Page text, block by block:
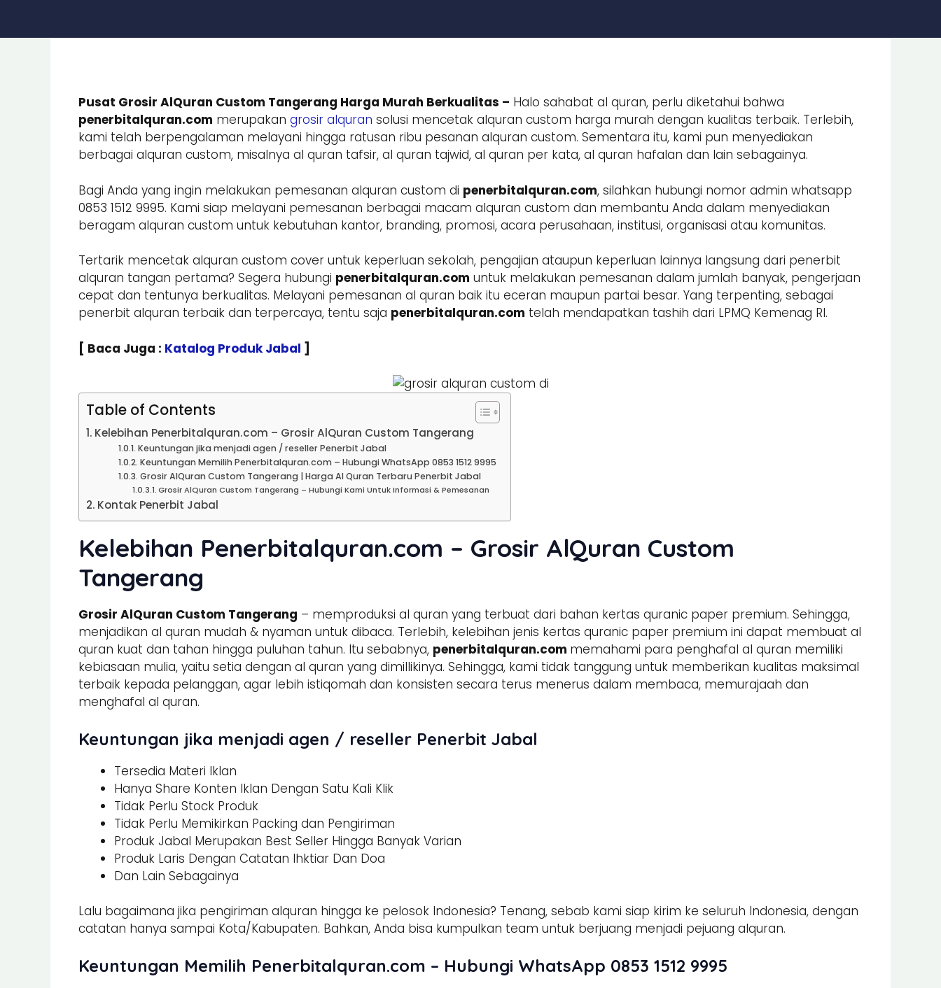
Pusat Grosir AlQuran Custom Tangerang Harga Murah Berkualitas – Halo sahabat al quran, perlu diketahui bahwa
penerbitalquran.com merupakan grosir alquran solusi mencetak alquran custom harga murah dengan kualitas terbaik. Terlebih,
kami telah berpengalaman melayani hingga ratusan ribu pesanan alquran custom. Sementara itu, kami pun menyediakan
berbagai alquran custom, misalnya al quran tafsir, al quran tajwid, al quran per kata, al quran hafalan dan lain sebagainya.
Bagi Anda yang ingin melakukan pemesanan alquran custom di penerbitalquran.com, silahkan hubungi nomor admin whatsapp
0853 1512 9995. Kami siap melayani pemesanan berbagai macam alquran custom dan membantu Anda dalam menyediakan
beragam alquran custom untuk kebutuhan kantor, branding, promosi, acara perusahaan, institusi, organisasi atau komunitas.
Tertarik mencetak alquran custom cover untuk keperluan sekolah, pengajian ataupun keperluan lainnya langsung dari penerbit
alquran tangan pertama? Segera hubungi penerbitalquran.com untuk melakukan pemesanan dalam jumlah banyak, pengerjaan
cepat dan tentunya berkualitas. Melayani pemesanan al quran baik itu eceran maupun partai besar. Yang terpenting, sebagai
penerbit alquran terbaik dan terpercaya, tentu saja penerbitalquran.com telah mendapatkan tashih dari LPMQ Kemenag RI.
[ Baca Juga : Katalog Produk Jabal ]
Table of Contents
Kelebihan Penerbitalquran.com – Grosir AlQuran Custom Tangerang
Keuntungan jika menjadi agen / reseller Penerbit Jabal
Keuntungan Memilih Penerbitalquran.com – Hubungi WhatsApp 0853 1512 9995
Grosir AlQuran Custom Tangerang | Harga Al Quran Terbaru Penerbit Jabal
Grosir AlQuran Custom Tangerang – Hubungi Kami Untuk Informasi & Pemesanan
Kontak Penerbit Jabal
Kelebihan Penerbitalquran.com – Grosir AlQuran Custom
Tangerang
Grosir AlQuran Custom Tangerang – memproduksi al quran yang terbuat dari bahan kertas quranic paper premium. Sehingga,
menjadikan al quran mudah & nyaman untuk dibaca. Terlebih, kelebihan jenis kertas quranic paper premium ini dapat membuat al
quran kuat dan tahan hingga puluhan tahun. Itu sebabnya, penerbitalquran.com memahami para penghafal al quran memiliki
kebiasaan mulia, yaitu setia dengan al quran yang dimillikinya. Sehingga, kami tidak tanggung untuk memberikan kualitas maksimal
terbaik kepada pelanggan, agar lebih istiqomah dan konsisten secara terus menerus dalam membaca, memurajaah dan
menghafal al quran.
Keuntungan jika menjadi agen / reseller Penerbit Jabal
Tersedia Materi Iklan
Hanya Share Konten Iklan Dengan Satu Kali Klik
Tidak Perlu Stock Produk
Tidak Perlu Memikirkan Packing dan Pengiriman
Produk Jabal Merupakan Best Seller Hingga Banyak Varian
Produk Laris Dengan Catatan Ihktiar Dan Doa
Dan Lain Sebagainya
Lalu bagaimana jika pengiriman alquran hingga ke pelosok Indonesia? Tenang, sebab kami siap kirim ke seluruh Indonesia, dengan
catatan hanya sampai Kota/Kabupaten. Bahkan, Anda bisa kumpulkan team untuk berjuang menjadi pejuang alquran.
Keuntungan Memilih Penerbitalquran.com – Hubungi WhatsApp 0853 1512 9995